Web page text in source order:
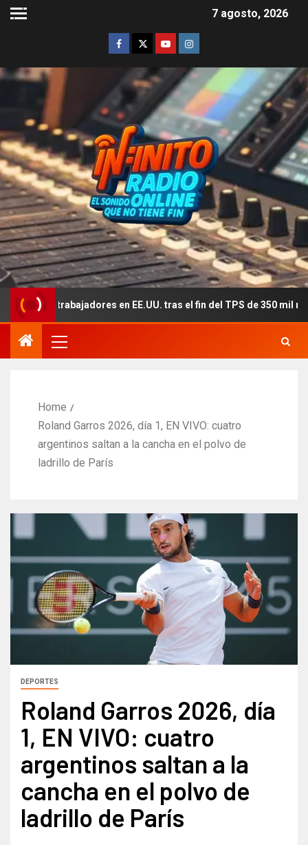
7 agosto, 2026
en EE.UU. tras el fin del TPS de 350 mil migrantes
Home
Roland Garros 2026, día 1, EN VIVO: cuatro
argentinos saltan a la cancha en el polvo de
ladrillo de París
DEPORTES
Roland Garros 2026, día
1, EN VIVO: cuatro
argentinos saltan a la
cancha en el polvo de
ladrillo de París